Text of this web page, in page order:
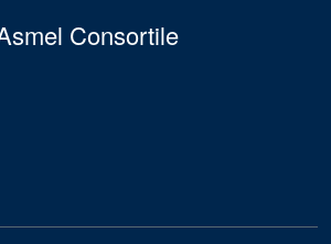
Consortile